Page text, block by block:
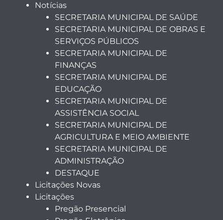
Notícias
SECRETARIA MUNICIPAL DE SAÚDE
SECRETARIA MUNICIPAL DE OBRAS E
SERVIÇOS PÚBLICOS
SECRETARIA MUNICIPAL DE
FINANÇAS
SECRETARIA MUNICIPAL DE
EDUCAÇÃO
SECRETARIA MUNICIPAL DE
ASSISTÊNCIA SOCIAL
SECRETARIA MUNICIPAL DE
AGRICULTURA E MEIO AMBIENTE
SECRETARIA MUNICIPAL DE
ADMINISTRAÇÃO
DESTAQUE
Licitações Novas
Licitações
Pregão Presencial